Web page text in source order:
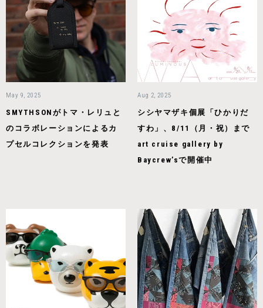
May 9, 2025
SMYTHSONがトマ・レリュと
のコラボレーションによるカ
プセルコレクションを発表
Aug 2, 2025
シシヤマザキ個展「ひかりだ
すわ」、8/11（月・祝）まで
art cruise gallery by
Baycrew’sで開催中